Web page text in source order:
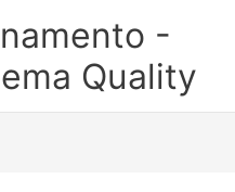
-
Quality